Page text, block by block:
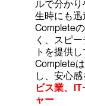
ルで分か
生時にも迅
Complete
く、スピ
トを提供
Complete
し、安心
ビス業、
ャー